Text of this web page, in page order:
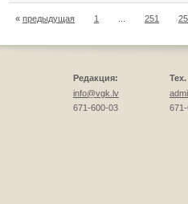
« предыдущая 1 251
Редакция:
info@vgk.lv
671-600-03